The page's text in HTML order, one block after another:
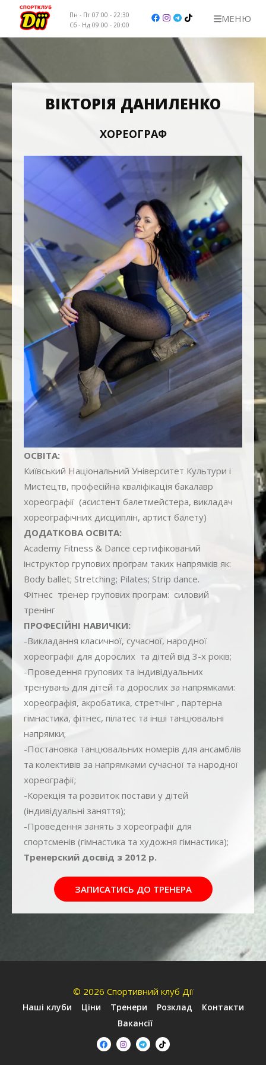
Пн - Пт 07:00 - 22:30
Сб - Нд 09:00 - 20:00
МЕНЮ
НАШІ КЛУБИ
ЦІНИ
ТРЕНЕРИ
КОНТАКТИ
ВАКАНСІЇ
+38 (067) 103-32-01 вул. Ірпінська, 76
+38 (067) 103-32-23 бул. Руденка 14
+38 (067) 103-32-32 вул. Поповича 13
+38 (067) 103-32-55 вул. Поповича 8а
+38 (067) 103-32-18 пр. Корольова 10
ВІКТОРІЯ ДАНИЛЕНКО
ХОРЕОГРАФ
ОСВІТА:
Київський Національний Університет Культури і
Мистецтв, професійна кваліфікація бакалавр
хореографії (асистент балетмейстера, викладач
хореографічних дисциплін, артист балету)
ДОДАТКОВА ОСВІТА:
Academy Fitness & Dance сертифікований
інструктор групових програм таких напрямків як:
Body ballet; Stretching; Pilates; Strip dance.
Фітнес тренер групових програм: силовий
тренінг
ПРОФЕСІЙНІ НАВИЧКИ:
-Викладання класичної, сучасної, народної
хореографії для дорослих та дітей від 3-х років;
-Проведення групових та індивідуальних
тренувань для дітей та дорослих за напрямками:
хореографія, акробатика, стретчінг , партерна
гімнастика, фітнес, пілатес та інші танцювальні
напрямки;
-Постановка танцювальних номерів для ансамблів
та колективів за напрямками сучасної та народної
хореографії;
-Корекція та розвиток постави у дітей
(індивідуальні заняття);
-Проведення занять з хореографії для
спортсменів (гімнастика та художня гімнастика);
Тренерский досвід з 2012 р.
ЗАПИСАТИСЬ ДО ТРЕНЕРА
© 2026 Спортивний клуб Дії
Наші клуби Ціни Тренери Розклад
Контакти
Вакансії